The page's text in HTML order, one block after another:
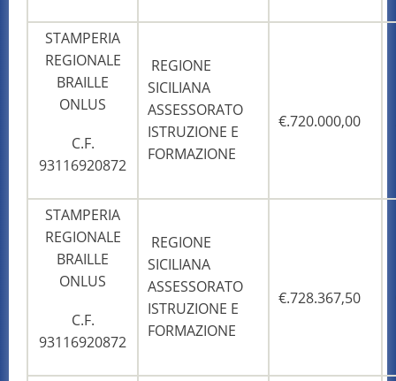
STAMPERIA
REGIONALE
BRAILLE
ONLUS
C.F.
93116920872
REGIONE
SICILIANA
ASSESSORATO
ISTRUZIONE E
FORMAZIONE
€.720.000,00
STAMPERIA
REGIONALE
BRAILLE
ONLUS
C.F.
93116920872
REGIONE
SICILIANA
ASSESSORATO
ISTRUZIONE E
FORMAZIONE
€.728.367,50